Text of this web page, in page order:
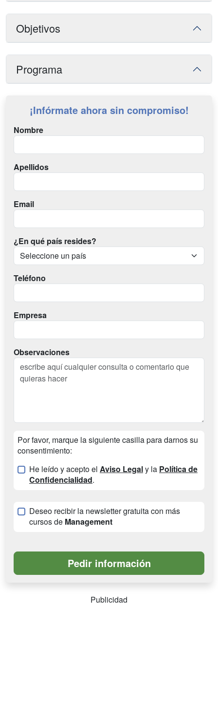
Objetivos
Programa
¡Infórmate ahora sin compromiso!
Nombre
Apellidos
Email
¿En qué país resides?
Teléfono
Empresa
Observaciones
Por favor, marque la siguiente casilla para darnos su
consentimiento:
He leído y acepto el Aviso Legaly la Política de
Confidencialidad.
Deseo recibir la newsletter gratuita con más
cursos de Management
Publicidad